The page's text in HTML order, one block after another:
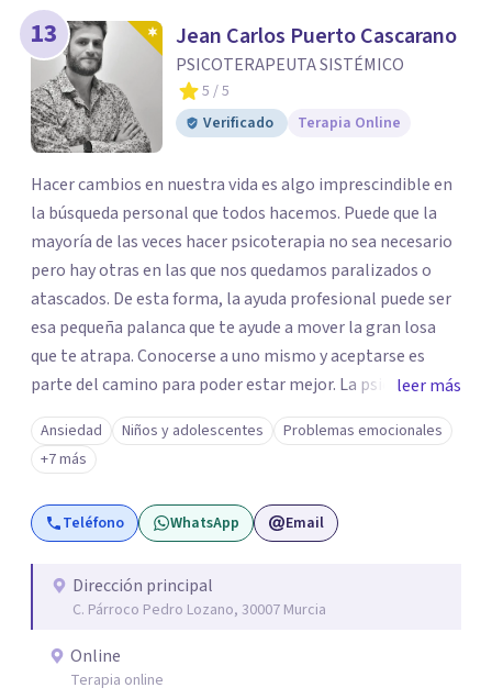
13 Jean Carlos Puerto Cascarano
PSICOTERAPEUTA SISTÉMICO
5 / 5
Verificado
Terapia Online
Hacer cambios en nuestra vida es algo imprescindible en
la búsqueda personal que todos hacemos. Puede que la
mayoría de las veces hacer psicoterapia no sea necesario
pero hay otras en las que nos quedamos paralizados o
atascados. De esta forma, la ayuda profesional puede ser
esa pequeña palanca que te ayude a mover la gran losa
que te atrapa. Conocerse a uno mismo y aceptarse es
parte del camino para poder estar mejor. La psicoterapia
es una forma de colaboración en donde diálogo, además
de la confianza y el apoyo, es el camino para poder
identificar qué es lo que sucede, qué sentido tiene y cuales
son los pasos para el cambio. Además, creo que los
verdaderos cambios tienen que partir de uno mismo y mi
aquellas decisiones en tu vida que te puedan llevar a estar
mejor con lo que piensas y con lo que haces.
leer más
Ansiedad Niños y adolescentes
Problemas emocionales
+7 más
Teléfono WhatsApp Email
Dirección principal
C. Párroco Pedro Lozano, 30007 Murcia
Online
Terapia online